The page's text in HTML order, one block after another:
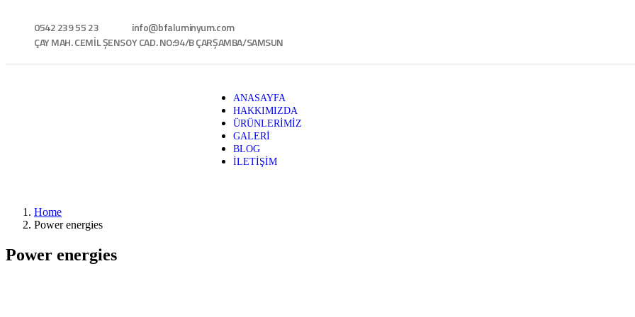
0542 239 55 23
info@bfaluminyum.com
ÇAY MAH. CEMİL ŞENSOY CAD. NO:94/B ÇARŞAMBA/SAMSUN
ANASAYFA
HAKKIMIZDA
ÜRÜNLERİMİZ
GALERİ
BLOG
İLETİŞİM
Home
Power energies
Power energies